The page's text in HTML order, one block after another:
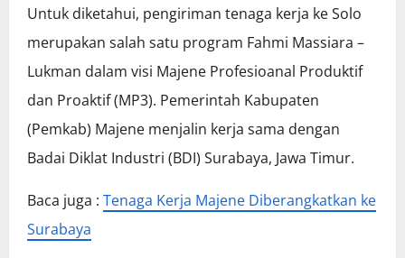
Untuk diketahui, pengiriman tenaga kerja ke Solo
merupakan salah satu program Fahmi Massiara –
Lukman dalam visi Majene Profesioanal Produktif
dan Proaktif (MP3). Pemerintah Kabupaten
(Pemkab) Majene menjalin kerja sama dengan
Badai Diklat Industri (BDI) Surabaya, Jawa Timur.
Baca juga : Tenaga Kerja Majene Diberangkatkan ke
Surabaya